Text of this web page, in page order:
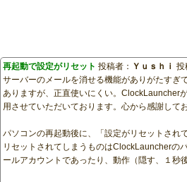
再起動で設定がリセット 投稿者： Ｙｕｓｈｉ 投
サーバーのメールを消せる機能がありがたすぎ
ありますが、正直使いにくい。ClockLauncher
用させていただいております。心から感謝して
パソコンの再起動後に、「設定がリセットされ
リセットされてしまうものはClockLauncherの
ールアカウントであったり、動作（隠す、１秒